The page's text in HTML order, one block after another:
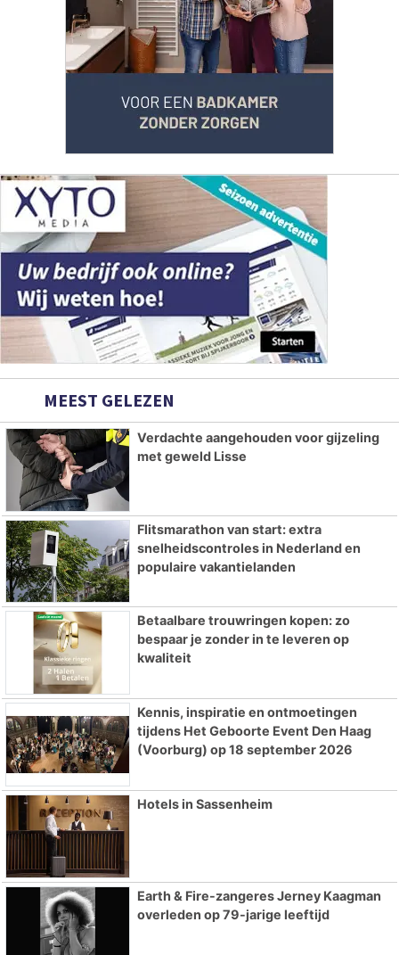
MEEST GELEZEN
Verdachte aangehouden voor gijzeling
met geweld Lisse
Flitsmarathon van start: extra
snelheidscontroles in Nederland en
populaire vakantielanden
Betaalbare trouwringen kopen: zo
bespaar je zonder in te leveren op
kwaliteit
Kennis, inspiratie en ontmoetingen
tijdens Het Geboorte Event Den Haag
(Voorburg) op 18 september 2026
Hotels in Sassenheim
Earth & Fire-zangeres Jerney Kaagman
overleden op 79-jarige leeftijd